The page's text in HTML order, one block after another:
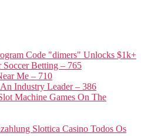
Code "dimers" Unlocks $1k+
Betting – 765
Me – 710
Industry Leader – 386
Machine Games On The
Slottica Casino Todos Os